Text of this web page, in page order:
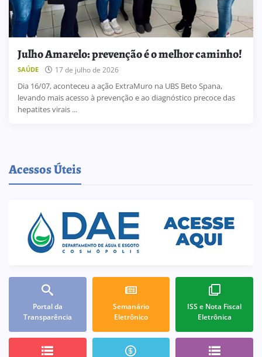
Julho Amarelo: prevenção é o melhor caminho!
SAÚDE 17 de julho de 2026
Dia 16/07, aconteceu a ação ExtraMuro na UBS Beto Spana,
levando mais acesso à prevenção e ao diagnóstico precoce das
hepatites virais ...
Acessos Úteis
Portal da
Transparência
Semanário
Eletrônico
ISS e Nota Fiscal
Eletrônica